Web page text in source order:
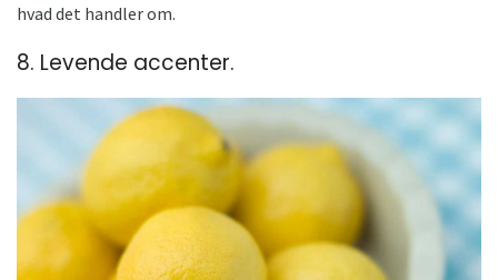
hvad det handler om.
8. Levende accenter.